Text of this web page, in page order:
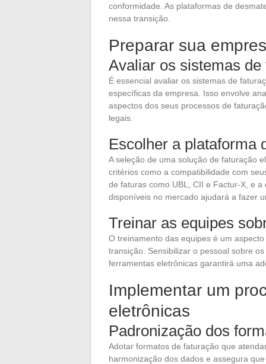
conformidade. As plataformas de
nessa transição.
Preparar sua
Avaliar os sistemas
É essencial avaliar os sistemas de
específicas da empresa. Isso envolve
aspectos dos seus processos de
legais.
Escolher a plataforma
A seleção de uma solução de faturação
critérios como a compatibilidade com
de faturas como UBL, CII e Factur-X, e
disponíveis no mercado ajudará a fazer
Treinar as equipes
O treinamento das equipes é um
transição. Sensibilizar o pessoal sobre
ferramentas eletrônicas garantirá uma
Implementar um
eletrônicas
Padronização dos
Adotar formatos de faturação que
harmonização dos dados e assegura